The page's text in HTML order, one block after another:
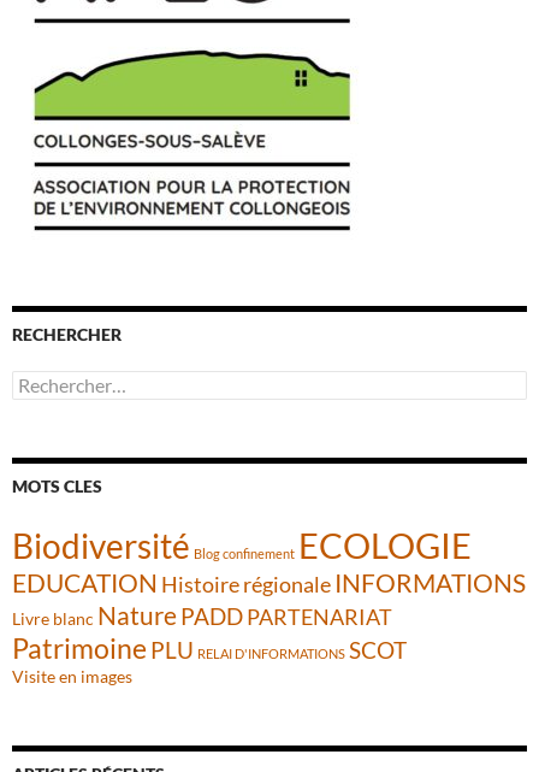
RECHERCHER
Rechercher :
MOTS CLES
Biodiversité Blog confinement ECOLOGIE
EDUCATION Histoire régionale INFORMATIONS
Livre blanc NaturePADDPARTENARIAT
Patrimoine PLU RELAI D'INFORMATIONS SCOT
Visite en images